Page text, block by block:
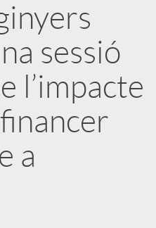
sessió
l’impacte
a